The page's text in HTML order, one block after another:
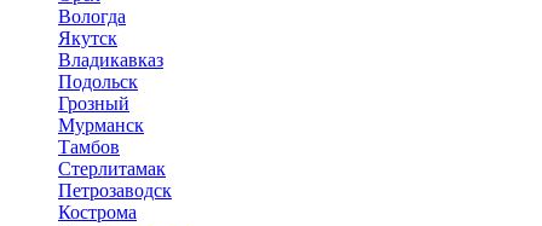
Вологда
Якутск
Владикавказ
Подольск
Грозный
Мурманск
Тамбов
Стерлитамак
Петрозаводск
Кострома